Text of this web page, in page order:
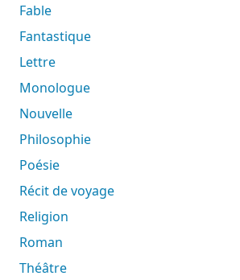
Fable
Fantastique
Lettre
Monologue
Nouvelle
Philosophie
Poésie
Récit de voyage
Religion
Roman
Théâtre